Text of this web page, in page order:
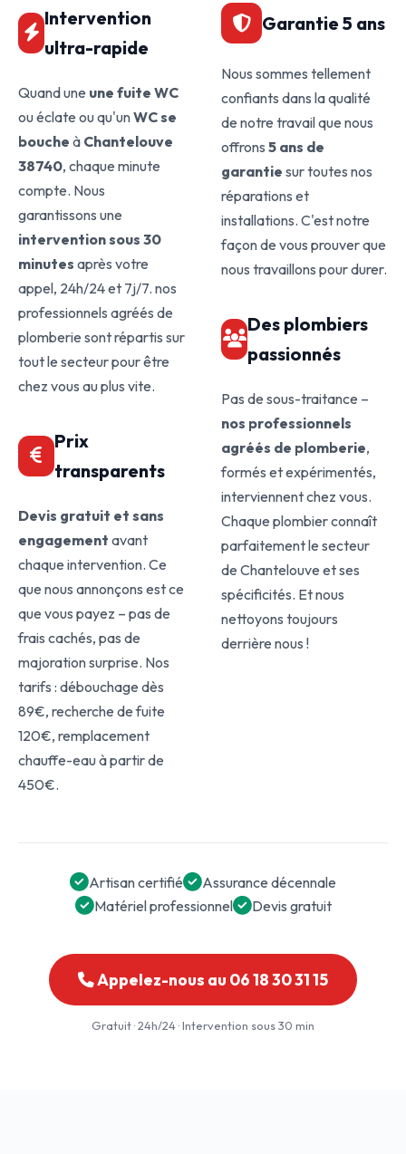
Intervention
ultra-rapide
Quand une une fuite WC
ou éclate ou qu'unWC se
bouche à Chantelouve
38740, chaque minute
compte. Nous
garantissons une
intervention sous 30
minutes après votre
appel, 24h/24 et 7j/7. nos
professionnels agréés de
plomberie sont répartis sur
tout le secteur pour être
chez vous au plus vite.
Prix
transparents
Devis gratuit et sans
engagement avant
chaque intervention. Ce
que nous annonçons est ce
que vous payez – pas de
frais cachés, pas de
majoration surprise. Nos
tarifs : débouchage dès
89€, recherche de fuite
120€, remplacement
chauffe-eau à partir de
450€.
Garantie 5 ans
Nous sommes tellement
confiants dans la qualité
de notre travail que nous
offrons 5 ans de
garantie sur toutes nos
réparations et
installations. C'est notre
façon de vous prouver que
nous travaillons pour durer.
Des plombiers
passionnés
Pas de sous-traitance –
nos professionnels
agréés de plomberie,
formés et expérimentés,
interviennent chez vous.
Chaque plombier connaît
parfaitement le secteur
de Chantelouve et ses
spécificités. Et nous
nettoyons toujours
derrière nous !
Artisan certifié
Assurance décennale
Matériel professionnel
Devis gratuit
Appelez-nous au 06 18 30 31 15
Gratuit · 24h/24 · Intervention sous 30 min